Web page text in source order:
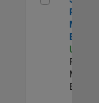
Product
US-
Product